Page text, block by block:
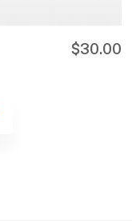
$30.00